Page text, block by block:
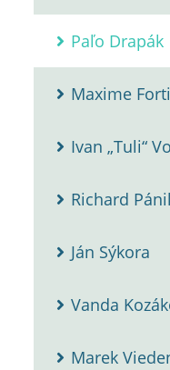
Paľo Drapák
Maxime
Ivan „Tuli“
Richard
Ján Sýkora
Vanda
Marek